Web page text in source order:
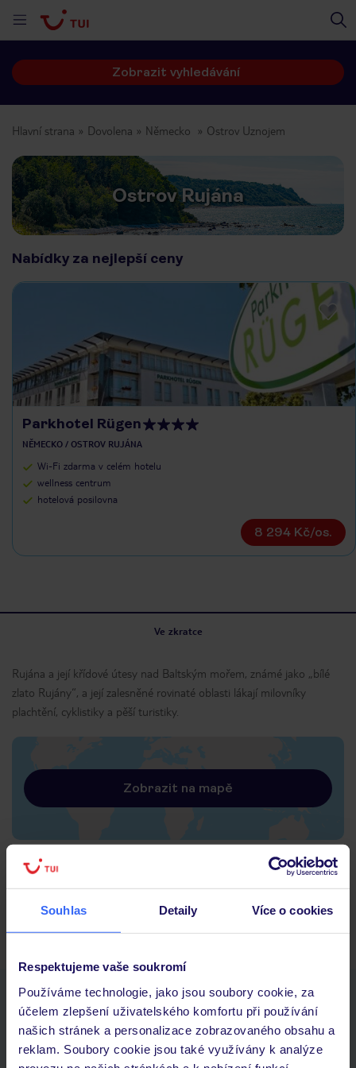
Souhlas Detaily Více o cookies
Respektujeme vaše soukromí
Používáme technologie, jako jsou soubory cookie, za
účelem zlepšení uživatelského komfortu při používání
našich stránek a personalizace zobrazovaného obsahu a
reklam. Soubory cookie jsou také využívány k analýze
Zobrazit vyhledávání
Hlavní strana Dovolena Německo Ostrov Uznojem
Ostrov Rujána
Nabídky za nejlepší ceny
Parkhotel Rügen
NĚMECKO / OSTROV RUJÁNA
Wi-Fi zdarma v celém hotelu
wellness centrum
hotelová posilovna
8 294 Kč/os.
Ve zkratce
Rujána a její křídové útesy nad Baltským mořem, známé jako „bílé
zlato Rujány“, a její zalesněné rovinaté oblasti lákají milovníky
plachtění, cyklistiky a pěší turistiky.
Zobrazit na mapě
Rujána a její křídové útesy nad Baltským mořem, známé jako „bílé
plachtění, cyklistiky a pěší turistiky.
Stáhněte si bezplatnou aplikaci TUI
rychlé vyhledávání a prohlížení nabídek
seznam oblíbených nabídek a možnost jejich sdílení
historie vyhledávání a naposledy zobrazené nabídky